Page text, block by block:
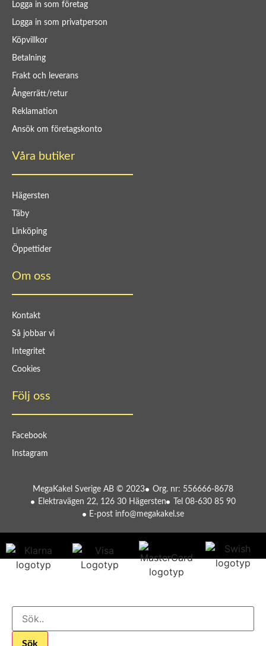
Logga in som företag
Logga in som privatperson
Köpvillkor
Betalning
Frakt och leverans
Ångerrätt/retur
Reklamation
Ansök om företagskonto
Våra butiker
Hägersten
Täby
Linköping
Öppettider
Om oss
Kontakt
Så jobbar vi
Integritet
Cookies
Följ oss
Facebook
Instagram
MegaKakel Sverige AB © 2023
Org. nr: 556666-8678
Elektravägen 22, 126 30 Hägersten
Tel 08-630 85 90
E-post info@megakakel.se
Sök